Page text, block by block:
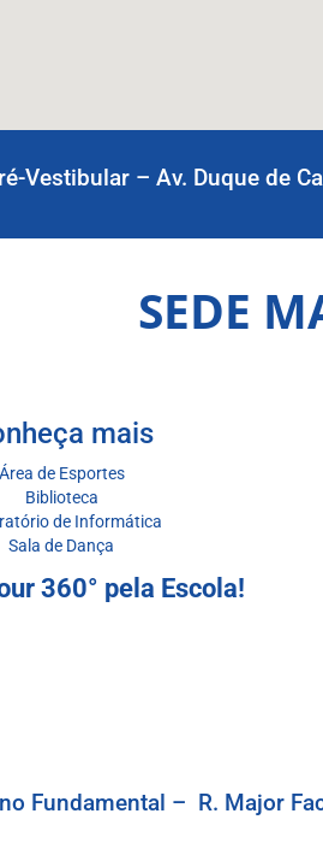
Vestibular – Av. Duque de
SEDE
mais
Área de Esportes
Biblioteca
de Informática
Sala de Dança
360° pela Escola!
Fundamental – R. Major